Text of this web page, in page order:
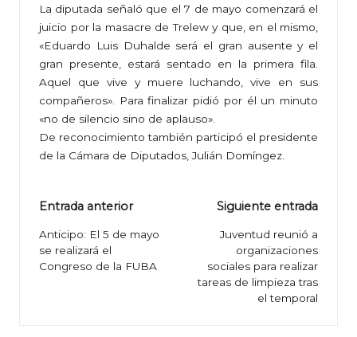
La diputada señaló que el 7 de mayo comenzará el
juicio por la masacre de Trelew y que, en el mismo,
«Eduardo Luis Duhalde será el gran ausente y el
gran presente, estará sentado en la primera fila.
Aquel que vive y muere luchando, vive en sus
compañeros». Para finalizar pidió por él un minuto
«no de silencio sino de aplauso».
De reconocimiento también participó el presidente
de la Cámara de Diputados, Julián Domíngez.
Navegación
de
entradas
Entrada anterior
Anticipo: El 5 de mayo
se realizará el
Congreso de la FUBA
Siguiente entrada
Juventud reunió a
organizaciones
sociales para realizar
tareas de limpieza tras
el temporal